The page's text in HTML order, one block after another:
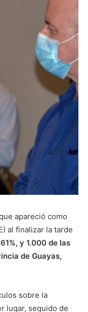
apareció como
al finalizar la tarde
y 1.000 de las
de Guayas,
sobre la
lugar, seguido de